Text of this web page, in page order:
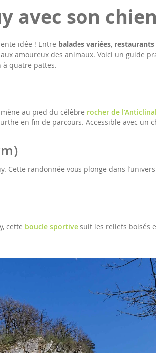
avec son chien
idée ! Entre balades variées,
amoureux des animaux. Voici un guide
à quatre pattes.
au pied du célèbre rocher de l’Anticlinal
en fin de parcours. Accessible avec un
Cette randonnée vous plonge dans
cette boucle sportive suit les reliefs boisés